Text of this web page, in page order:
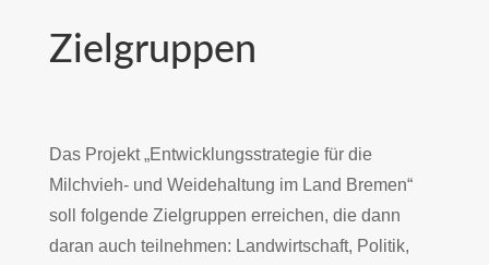
Zielgruppen
Das Projekt „Entwicklungsstrategie für die
Milchvieh- und Weidehaltung im Land Bremen“
soll folgende Zielgruppen erreichen, die dann
daran auch teilnehmen: Landwirtschaft, Politik,